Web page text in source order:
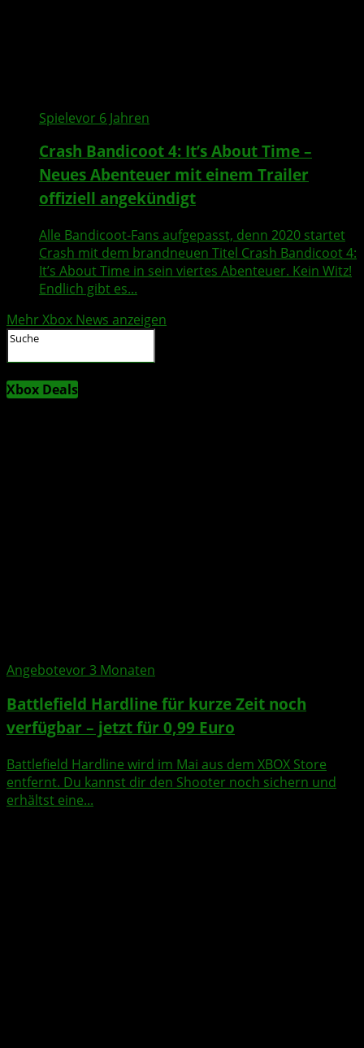
Spielevor 6 Jahren
Crash Bandicoot 4: It’s About Time –
Neues Abenteuer mit einem Trailer
offiziell angekündigt
Alle Bandicoot-Fans aufgepasst, denn 2020 startet
Crash mit dem brandneuen Titel Crash Bandicoot 4:
It’s About Time in sein viertes Abenteuer. Kein Witz!
Endlich gibt es...
Mehr Xbox News anzeigen
Xbox Deals
Angebotevor 3 Monaten
Battlefield Hardline für kurze Zeit noch
verfügbar – jetzt für 0,99 Euro
Battlefield Hardline wird im Mai aus dem XBOX Store
entfernt. Du kannst dir den Shooter noch sichern und
erhältst eine...